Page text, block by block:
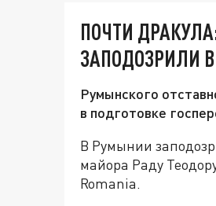
ПОЧТИ
ЗАПОДОЗРИЛИ
Румынского
в подготовке
В Румынии
майора Раду
Romania.